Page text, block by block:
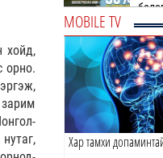
хойд,
орно.
ТОО |
MOBILE TV
Хар тамхи